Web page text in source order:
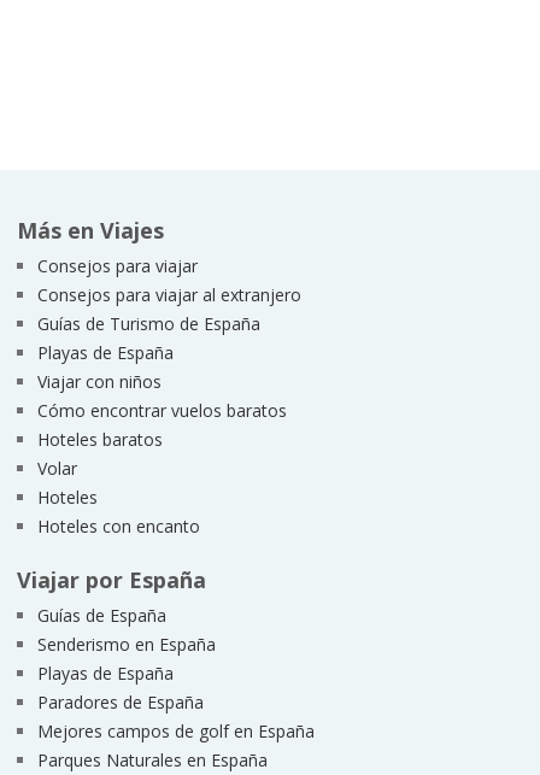
Más en Viajes
Consejos para viajar
Consejos para viajar al extranjero
Guías de Turismo de España
Playas de España
Viajar con niños
Cómo encontrar vuelos baratos
Hoteles baratos
Volar
Hoteles
Hoteles con encanto
Viajar por España
Guías de España
Senderismo en España
Playas de España
Paradores de España
Mejores campos de golf en España
Parques Naturales en España